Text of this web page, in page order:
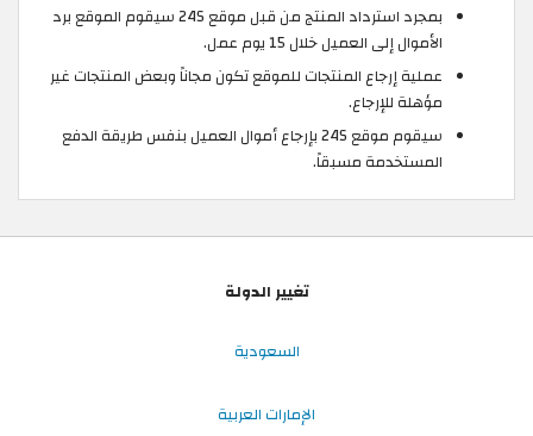
بمجرد استرداد المنتج من قبل موقع 24S سيقوم الموقع برد
الأموال إلى العميل خلال 15 يوم عمل.
عملية إرجاع المنتجات للموقع تكون مجاناً وبعض المنتجات غير
مؤهلة للإرجاع.
سيقوم موقع 24S بإرجاع أموال العميل بنفس طريقة الدفع
المستخدمة مسبقاً.
تغيير الدولة
السعودية
الإمارات العربية